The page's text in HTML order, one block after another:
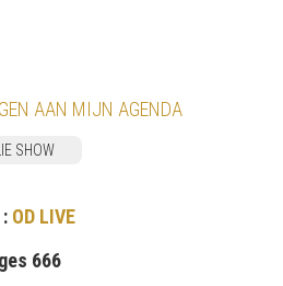
AAN MIJN AGENDA
SHOW
: OD LIVE
666